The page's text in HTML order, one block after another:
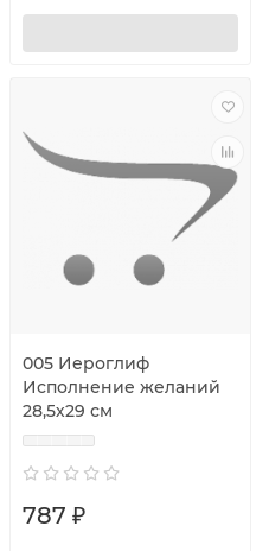
005 Иероглиф
Исполнение желаний
28,5х29 см
787 ₽